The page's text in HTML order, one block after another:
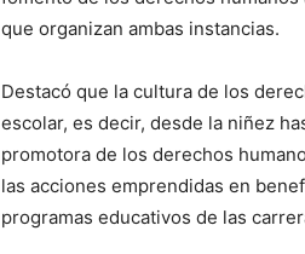
que organizan ambas instancias.
Destacó que la cultura de los
escolar, es decir, desde la niñez
promotora de los derechos
las acciones emprendidas en
programas educativos de las